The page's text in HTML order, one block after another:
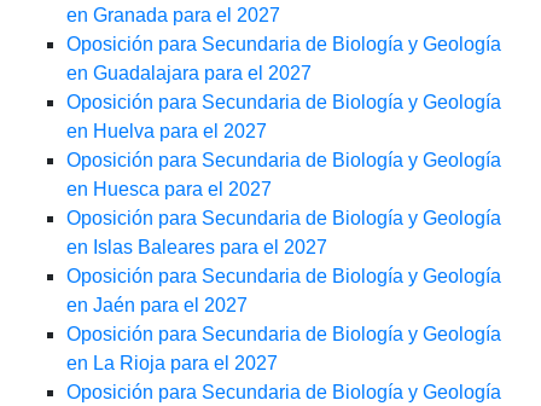
en Granada para el 2027
Oposición para Secundaria de Biología y Geología
en Guadalajara para el 2027
Oposición para Secundaria de Biología y Geología
en Huelva para el 2027
Oposición para Secundaria de Biología y Geología
en Huesca para el 2027
Oposición para Secundaria de Biología y Geología
en Islas Baleares para el 2027
Oposición para Secundaria de Biología y Geología
en Jaén para el 2027
Oposición para Secundaria de Biología y Geología
en La Rioja para el 2027
Oposición para Secundaria de Biología y Geología